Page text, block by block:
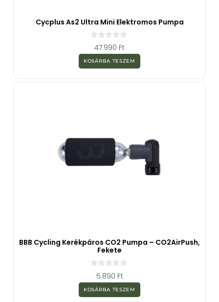
Cycplus As2 Ultra Mini Elektromos Pumpa
z
5
b
47.990 Ft
KOSÁRBA TESZEM
BBB Cycling Kerékpáros CO2 Pumpa – CO2AirPush,
Fekete
z
5
5.890 Ft
KOSÁRBA TESZEM